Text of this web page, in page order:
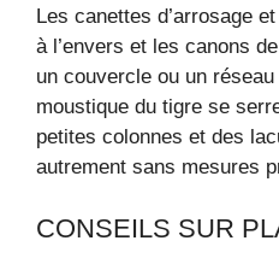
Les canettes d’arrosage
à l’envers et les canons
un couvercle ou un
moustique du tigre se
petites colonnes et des
autrement sans mesures
CONSEILS SUR